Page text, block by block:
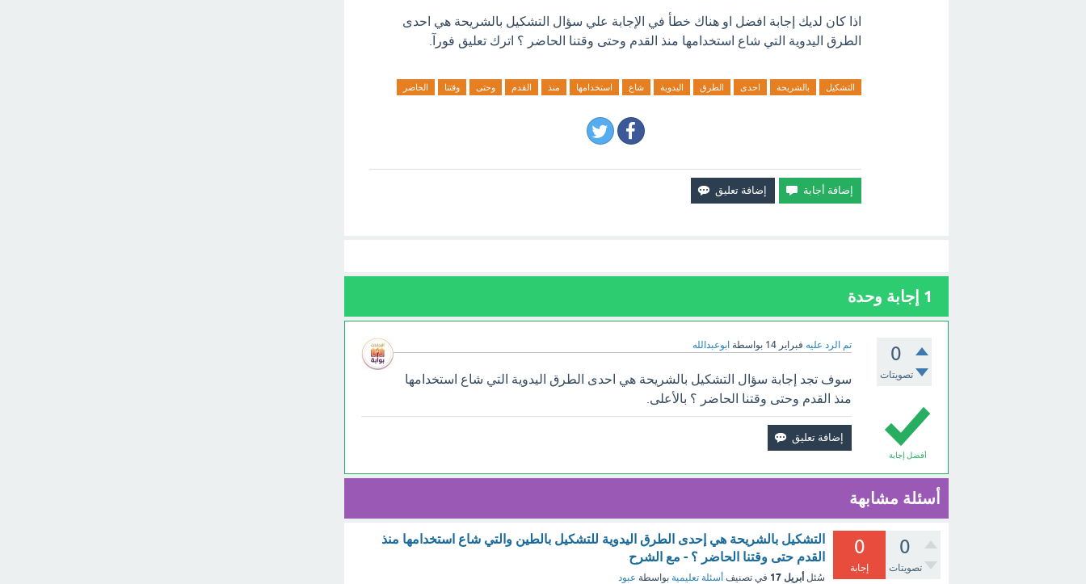
اذا كان لديك إجابة افضل او هناك خطأ في الإجابة علي سؤال التشكيل بالشريحة هي احدى
الطرق اليدوية التي شاع استخدامها منذ القدم وحتى وقتنا الحاضر ؟ اترك تعليق فورآ.
التشكيل بالشريحة احدى الطرق اليدوية شاع استخدامها منذ القدم وحتى وقتنا الحاضر
1 إجابة وحدة
0
تصويتات
تم الرد عليه فبراير 14 بواسطة ابوعبدالله
أفضل إجابة
سوف تجد إجابة سؤال التشكيل بالشريحة هي احدى الطرق اليدوية التي شاع استخدامها
منذ القدم وحتى وقتنا الحاضر ؟ بالأعلى.
أسئلة مشابهة
0
تصويتات
0
إجابة
التشكيل بالشريحة هي إحدى الطرق اليدوية للتشكيل بالطين والتي شاع استخدامها منذ
القدم حتى وقتنا الحاضر ؟ - مع الشرح
سُئل أبريل 17 في تصنيف أسئلة تعليمية بواسطة عبود